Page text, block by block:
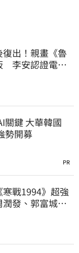
出！親畫《魯
李安認證電影
關鍵 大華韓國
勢開募
PR
戰1994》超強
發、郭富城等